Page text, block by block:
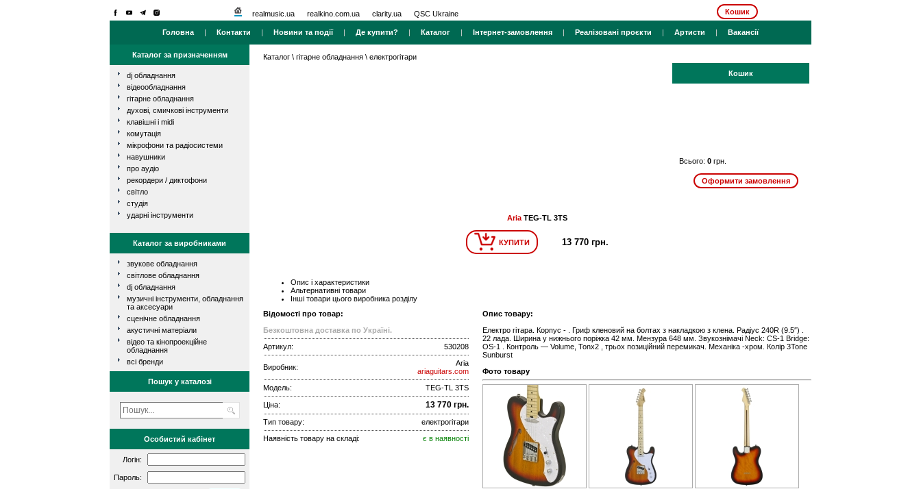
realmusic.ua realkino.com.ua clarity.ua QSC Ukraine Кошик
Головна | Контакти | Новини та події| Де купити? | Каталог | Інтернет-замовлення | Реалізовані проєкти | Артисти | Вакансії
Каталог за призначенням
dj обладнання
відеообладнання
гітарне обладнання
духові, смичкові інструменти
клавішні і midi
комутація
мікрофони та радіосистеми
навушники
про аудіо
рекордери / диктофони
світло
студія
ударні інструменти
Каталог за виробниками
звукове обладнання
світлове обладнання
dj обладнання
музичні інструменти, обладнання
та аксесуари
сценічне обладнання
акустичні матеріали
відео та кінопроекційне
обладнання
всі бренди
Пошук у каталозі
Особистий кабінет
Логін:
Пароль:
Каталог \ гітарне обладнання \ електрогітари
Кошик
Всього: 0 грн.
Aria TEG-TL 3TS
КУПИТИ 13 770 грн.
Опис і характеристики
Альтернативні товари
Інші товари цього виробника розділу
Відомості про товар:
Безкоштовна доставка по Україні.
Артикул:
530208
Виробник:
Aria
ariaguitars.com
Модель:
TEG-TL 3TS
Ціна: 13 770 грн.
Тип товару:
електрогітари
Наявність товару на складі:
є в наявності
Опис товару:
Електро гітара. Корпус - . Гриф кленовий на болтах з накладкою з клена. Радіус 240R (9.5″) .
22 лада. Ширина у нижнього поріжка 42 мм. Мензура 648 мм. Звукознімачі Neck: CS-1 Bridge:
OS-1 . Контроль — Volume, Tonx2 , трьох позиційний перемикач. Механіка -хром. Колір 3Tone
Sunburst
Фото товару